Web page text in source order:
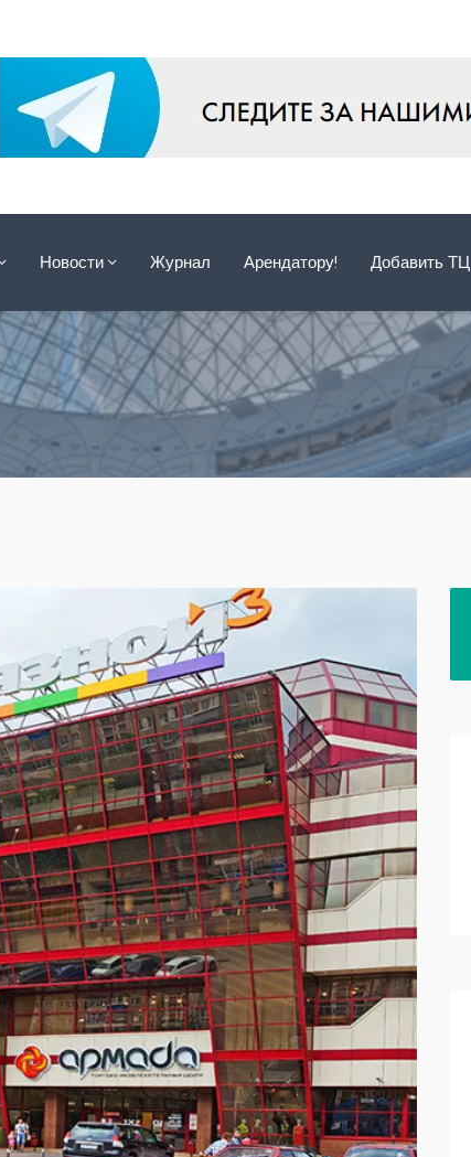
Новости Журнал Арендатору! Добавить ТЦ